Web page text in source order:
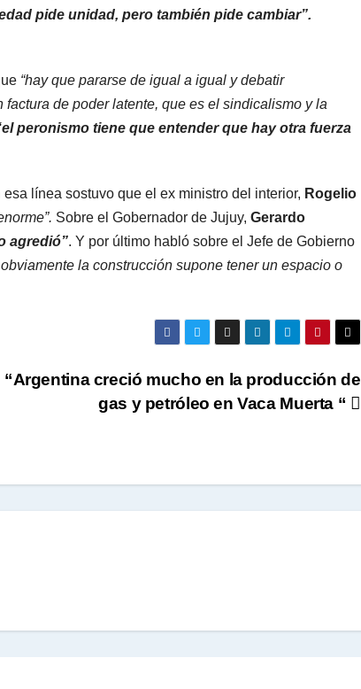
pide unidad, pero también pide cambiar”.
“hay que pararse de igual a igual y debatir
de poder latente, que es el sindicalismo y la
peronismo tiene que entender que hay otra fuerza
línea sostuvo que el ex ministro del interior, Rogelio
Sobre el Gobernador de Jujuy, Gerardo
agredió”. Y por último habló sobre el Jefe de Gobierno
la construcción supone tener un espacio o
“Argentina creció mucho en la producción de
gas y petróleo en Vaca Muerta “